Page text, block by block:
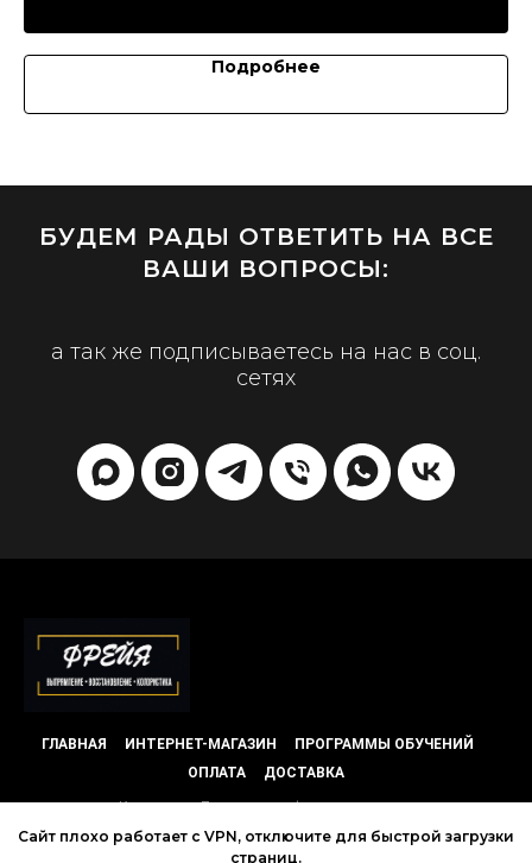
Сайт плохо работает с VPN, отключите для быстрой загрузки
страниц.
Подробнее
БУДЕМ РАДЫ ОТВЕТИТЬ НА ВСЕ
ВАШИ ВОПРОСЫ:
а так же подписываетесь на нас в соц.
сетях
ГЛАВНАЯ ИНТЕРНЕТ-МАГАЗИН
ПРОГРАММЫ ОБУЧЕНИЙ
ОПЛАТА
ДОСТАВКА
Контакты Политика конфиденциальности